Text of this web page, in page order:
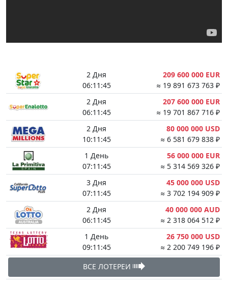
2 Дня
06:11:44
209 600 000 EUR
≈ 19 891 673 763 ₽
2 Дня
06:11:44
207 600 000 EUR
≈ 19 701 867 716 ₽
2 Дня
10:11:44
80 000 000 USD
≈ 6 581 679 838 ₽
1 День
07:11:44
56 000 000 EUR
≈ 5 314 569 326 ₽
3 Дня
07:11:44
45 000 000 USD
≈ 3 702 194 909 ₽
2 Дня
06:11:44
40 000 000 AUD
≈ 2 318 064 512 ₽
1 День
09:11:44
26 750 000 USD
≈ 2 200 749 196 ₽
ВСЕ ЛОТЕРЕИ